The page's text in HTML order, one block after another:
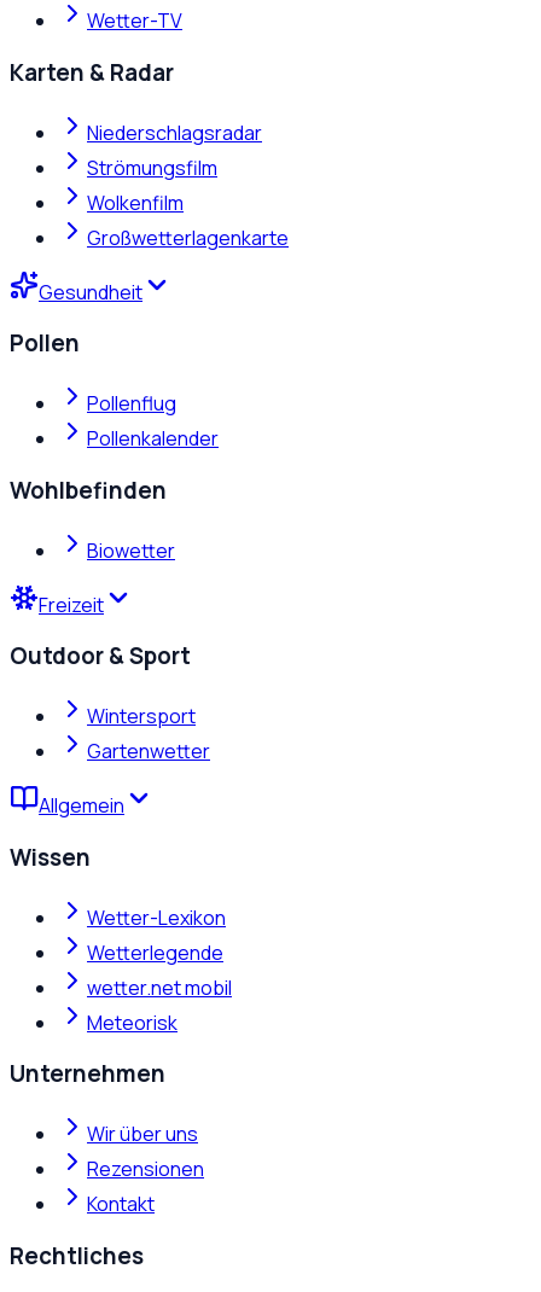
Wetter-TV
Karten & Radar
Niederschlagsradar
Strömungsfilm
Wolkenfilm
Großwetterlagenkarte
Gesundheit
Pollen
Pollenflug
Pollenkalender
Wohlbefinden
Biowetter
Freizeit
Outdoor & Sport
Wintersport
Gartenwetter
Allgemein
Wissen
Wetter-Lexikon
Wetterlegende
wetter.net mobil
Meteorisk
Unternehmen
Wir über uns
Rezensionen
Kontakt
Rechtliches